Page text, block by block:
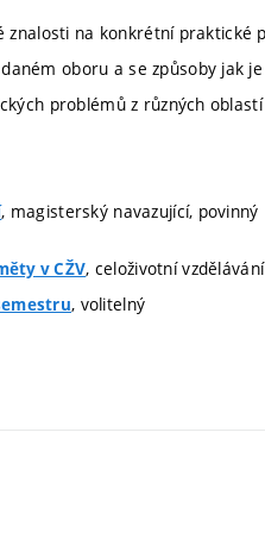
znalosti na konkrétní
oboru a se způsoby jak
problémů z různých
, magisterský navazující, povinný
v CŽV, celoživotní
, volitelný